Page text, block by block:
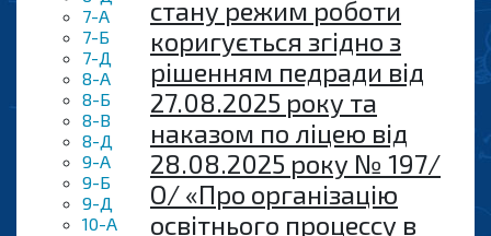
7-А
7-Б
7-Д
8-А
8-Б
8-В
8-Д
9-А
9-Б
9-Д
10-A
стану режим роботи
коригується згідно з
рішенням педради від
27.08.2025 року та
наказом по ліцею від
28.08.2025 року № 197/
О/ «Про організацію
освітнього процессу в